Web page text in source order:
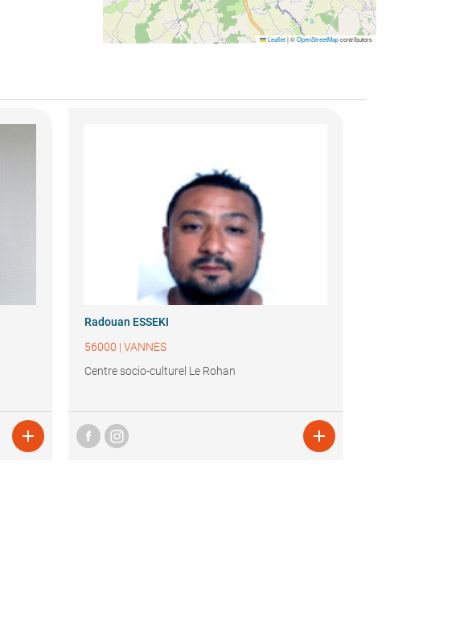
Leaflet |©OpenStreetMapcontributors

Radouan ESSEKI
56000 |VANNES
Centre socio-culturel Le Rohan
